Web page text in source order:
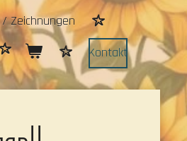
Zeichnungen
Kontakt